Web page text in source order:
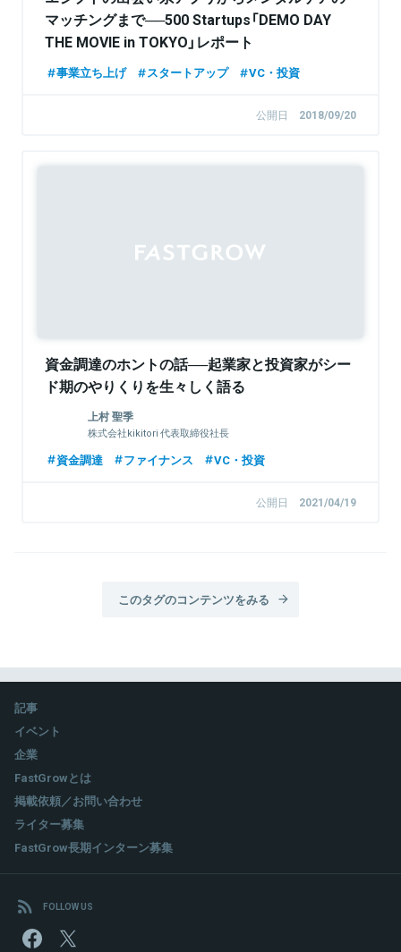
マッチングまで──500 Startups「DEMO DAY
THE MOVIE in TOKYO」レポート
事業立ち上げ スタートアップ VC・投資
公開日 2018/09/20
資金調達のホントの話──起業家と投資家がシー
ド期のやりくりを生々しく語る
上村 聖季
株式会社kikitori 代表取締役社長
資金調達 ファイナンス VC・投資
公開日 2021/04/19
このタグのコンテンツをみる
記事
イベント
企業
FastGrowとは
掲載依頼／お問い合わせ
ライター募集
FastGrow長期インターン募集
FOLLOW US